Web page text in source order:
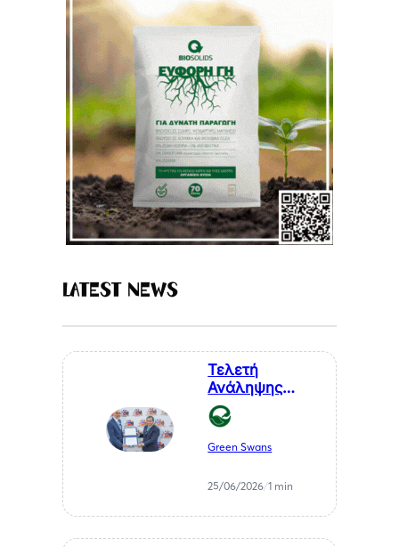
Latest News
Τελετή
Ανάληψης
Καθηκόντων
του Επίτιμου
Προξένου της
Δημοκρατίας
Θεσσαλονίκη, κ.
Αθανάσιου
Green Swans
25/06/2026/1 min